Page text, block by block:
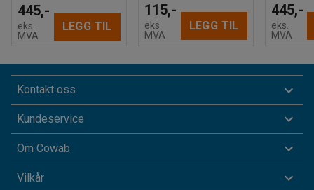
445,-
eks.
MVA
LEGG TIL
115,-
eks.
MVA
LEGG TIL
445,-
eks.
MVA
Kontakt oss
Kundeservice
Om Cowab
Vilkår